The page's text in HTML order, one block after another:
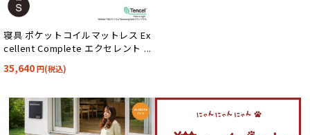
寝具 ポケットコイルマットレス Ex
cellent Complete エクセレント
35,640円(税込)